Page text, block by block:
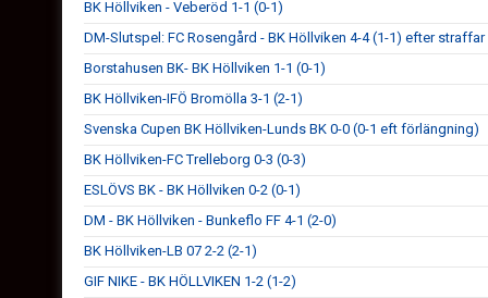
BK Höllviken - Veberöd 1-1 (0-1)
DM-Slutspel: FC Rosengård - BK Höllviken 4-4 (1-1) efter straffar
Borstahusen BK- BK Höllviken 1-1 (0-1)
BK Höllviken-IFÖ Bromölla 3-1 (2-1)
Svenska Cupen BK Höllviken-Lunds BK 0-0 (0-1 eft förlängning)
BK Höllviken-FC Trelleborg 0-3 (0-3)
ESLÖVS BK - BK Höllviken 0-2 (0-1)
DM - BK Höllviken - Bunkeflo FF 4-1 (2-0)
BK Höllviken-LB 07 2-2 (2-1)
GIF NIKE - BK HÖLLVIKEN 1-2 (1-2)